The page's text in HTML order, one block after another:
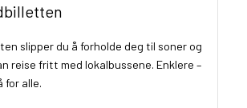
slipper du å forholde deg til soner og
reise fritt med lokalbussene. Enklere –
for alle.